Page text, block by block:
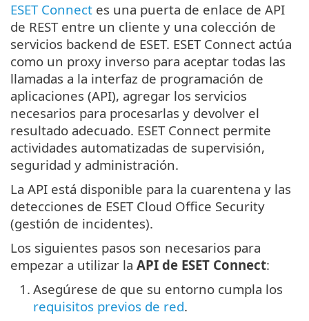
ESET Connect es una puerta de enlace de API
de REST entre un cliente y una colección de
servicios backend de ESET. ESET Connect actúa
como un proxy inverso para aceptar todas las
llamadas a la interfaz de programación de
aplicaciones (API), agregar los servicios
necesarios para procesarlas y devolver el
resultado adecuado. ESET Connect permite
actividades automatizadas de supervisión,
seguridad y administración.
La API está disponible para la cuarentena y las
detecciones de ESET Cloud Office Security
(gestión de incidentes).
Los siguientes pasos son necesarios para
empezar a utilizar la API de ESET Connect:
1. Asegúrese de que su entorno cumpla los
requisitos previos de red.